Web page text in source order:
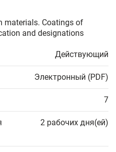
materials. Coatings of
and designations
Действующий
Электронный (PDF)
7
2 рабочих дня(ей)